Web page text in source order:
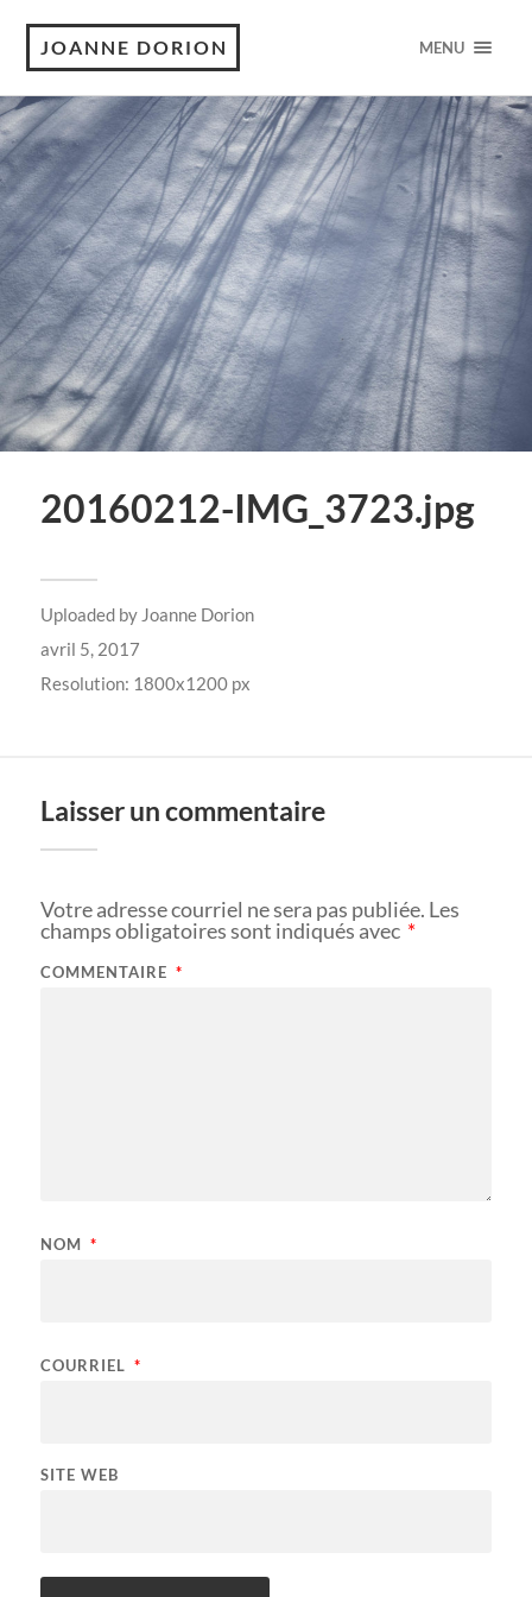
JOANNE DORION MENU
20160212-IMG_3723.jpg
Uploaded by Joanne Dorion
avril 5, 2017
Resolution: 1800x1200 px
Laisser un commentaire
Votre adresse courriel ne sera pas publiée. Les
champs obligatoires sont indiqués avec *
COMMENTAIRE *
NOM *
COURRIEL *
SITE WEB